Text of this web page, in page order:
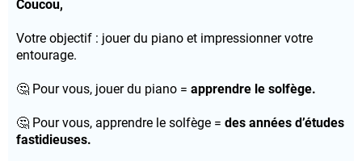
Coucou,
Votre objectif : jouer du piano et impressionner votre
entourage.
🤔 Pour vous, jouer du piano = apprendre le solfège.
🤔 Pour vous, apprendre le solfège = des années d’études
fastidieuses.